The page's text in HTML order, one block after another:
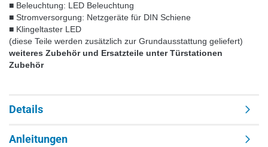
■ Beleuchtung: LED Beleuchtung
■ Stromversorgung: Netzgeräte für DIN Schiene
■ Klingeltaster LED
(diese Teile werden zusätzlich zur Grundausstattung geliefert)
weiteres Zubehör und Ersatzteile unter Türstationen
Zubehör
Details
Anleitungen